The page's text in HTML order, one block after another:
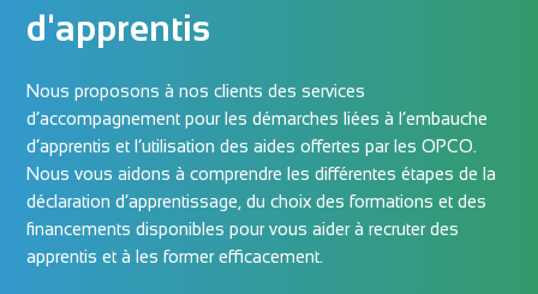
d'apprentis
Nous proposons à nos clients des services
d’accompagnement pour les démarches liées à l’embauche
d’apprentis et l’utilisation des aides offertes par les OPCO.
Nous vous aidons à comprendre les différentes étapes de la
déclaration d’apprentissage, du choix des formations et des
financements disponibles pour vous aider à recruter des
apprentis et à les former efficacement.